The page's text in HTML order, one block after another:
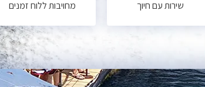
שירות עם חיוך מחויבות ללוח זמנים